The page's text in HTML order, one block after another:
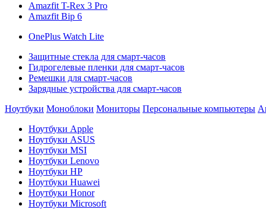
Amazfit T-Rex 3 Pro
Amazfit Bip 6
OnePlus Watch Lite
Защитные стекла для смарт-часов
Гидрогелевые пленки для смарт-часов
Ремешки для смарт-часов
Зарядные устройства для смарт-часов
Ноутбуки Моноблоки Мониторы Персональные компьютеры
Ноутбуки Apple
Ноутбуки ASUS
Ноутбуки MSI
Ноутбуки Lenovo
Ноутбуки HP
Ноутбуки Huawei
Ноутбуки Honor
Ноутбуки Microsoft